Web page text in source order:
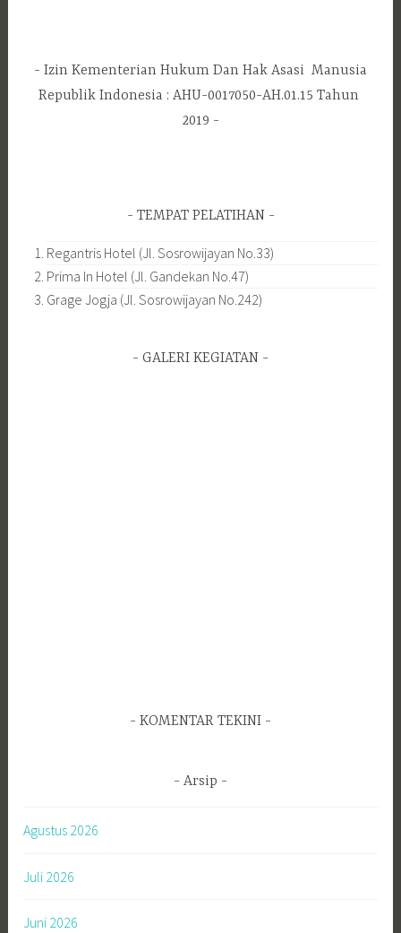
Izin Kementerian Hukum Dan Hak Asasi Manusia
Republik Indonesia : AHU-0017050-AH.01.15 Tahun
2019
TEMPAT PELATIHAN
Regantris Hotel (Jl. Sosrowijayan No.33)
Prima In Hotel (Jl. Gandekan No.47)
Grage Jogja (Jl. Sosrowijayan No.242)
GALERI KEGIATAN
KOMENTAR TEKINI
Arsip
Agustus 2026
Juli 2026
Juni 2026